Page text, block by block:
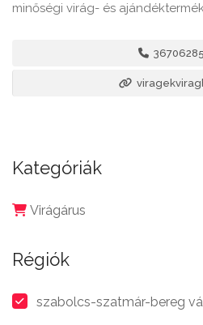
minőségi virág- és
Kategóriák
Virágárus
Régiók
szabolcs-szatmár-bereg